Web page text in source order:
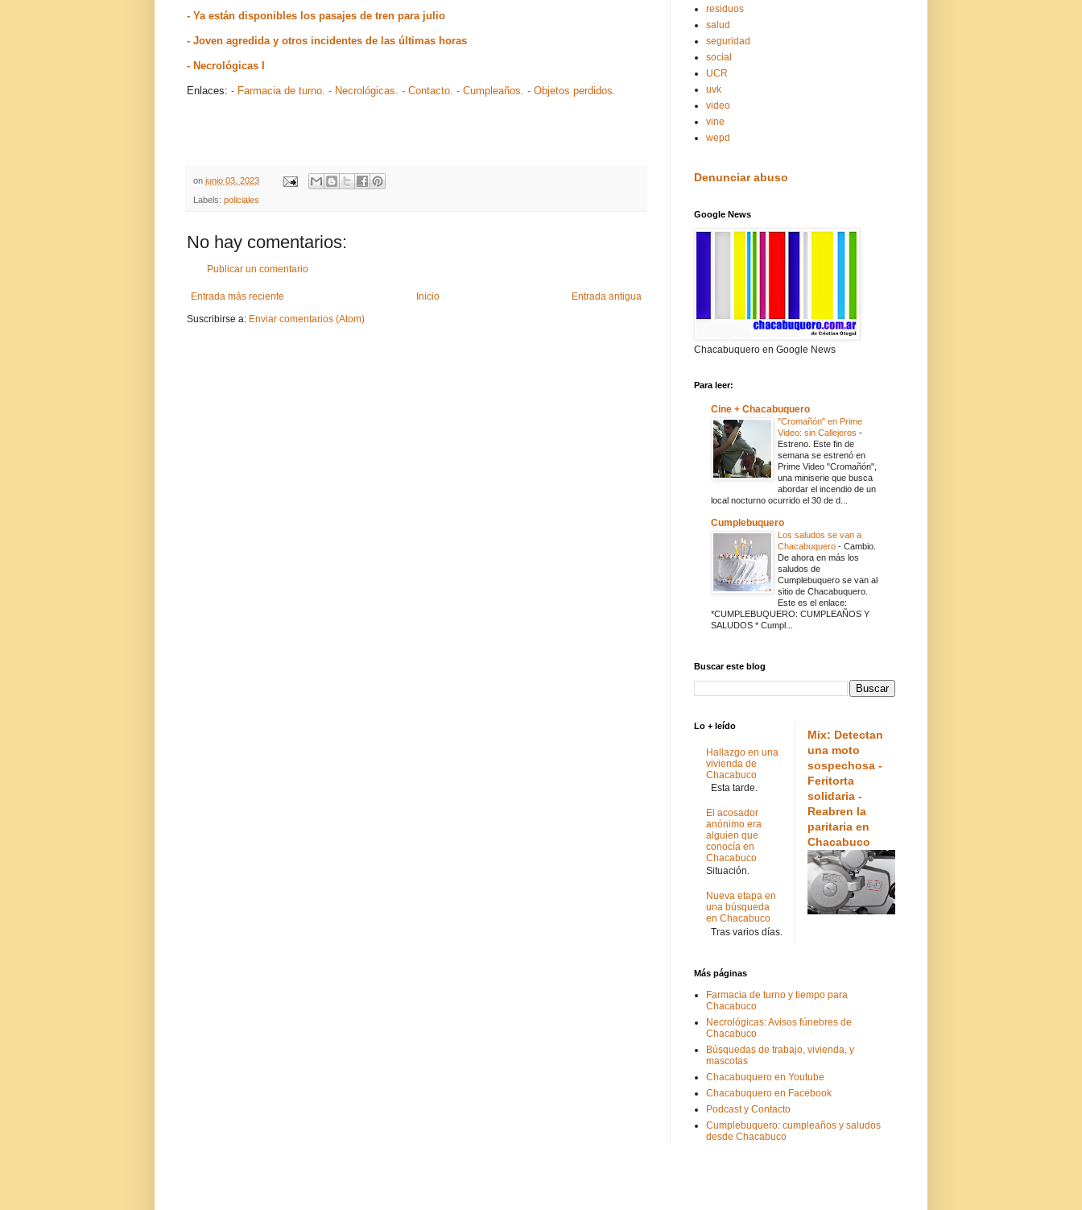
- Ya están disponibles los pasajes de tren para julio
- Joven agredida y otros incidentes de las últimas horas
- Necrológicas I
Enlaces: - Farmacia de turno. - Necrológicas. - Contacto. - Cumpleaños. - Objetos perdidos.
on junio 03, 2023
Labels: policiales
No hay comentarios:
Publicar un comentario
Entrada más reciente Entrada antigua
Inicio
Suscribirse a: Enviar comentarios (Atom)
residuos
salud
seguridad
social
UCR
uvk
video
vine
wepd
Denunciar abuso
Google News
Chacabuquero en Google News
Para leer:
Cine + Chacabuquero
"Cromañón" en Prime
Video: sin Callejeros -
Estreno. Este fin de
semana se estrenó en
Prime Video "Cromañón",
una miniserie que busca
abordar el incendio de un
local nocturno ocurrido el 30 de d...
Cumplebuquero
Los saludos se van a
Chacabuquero - Cambio.
De ahora en más los
saludos de
Cumplebuquero se van al
sitio de Chacabuquero.
Este es el enlace:
*CUMPLEBUQUERO: CUMPLEAÑOS Y
SALUDOS * Cumpl...
Buscar este blog
Lo + leído
Hallazgo en una
vivienda de
Chacabuco
Esta tarde.
El acosador
anónimo era
alguien que
conocía en
Chacabuco
Situación.
Nueva etapa en
una búsqueda
en Chacabuco
Tras varios días.
Mix: Detectan
una moto
sospechosa -
Feritorta
solidaria -
Reabren la
paritaria en
Chacabuco
Más páginas
Farmacia de turno y tiempo para
Chacabuco
Necrológicas: Avisos fúnebres de
Chacabuco
Búsquedas de trabajo, vivienda, y
mascotas
Chacabuquero en Youtube
Chacabuquero en Facebook
Podcast y Contacto
Cumplebuquero: cumpleaños y saludos
desde Chacabuco